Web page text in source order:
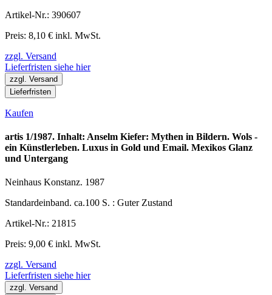
Artikel-Nr.: 390607
Preis: 8,10 € inkl. MwSt.
zzgl. Versand
Lieferfristen siehe hier
zzgl. Versand
Lieferfristen
Kaufen
artis 1/1987. Inhalt: Anselm Kiefer: Mythen in Bildern. Wols -
ein Künstlerleben. Luxus in Gold und Email. Mexikos Glanz
und Untergang
Neinhaus Konstanz. 1987
Standardeinband. ca.100 S. : Guter Zustand
Artikel-Nr.: 21815
Preis: 9,00 € inkl. MwSt.
zzgl. Versand
Lieferfristen siehe hier
zzgl. Versand